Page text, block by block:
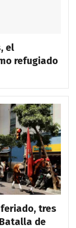
el
refugiado
tres
de